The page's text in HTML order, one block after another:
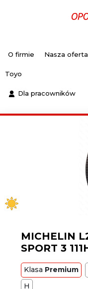
O firmie Nasza oferta
Toyo
Dla pracowników
MICHELIN
SPORT 3
Klasa Premium
H